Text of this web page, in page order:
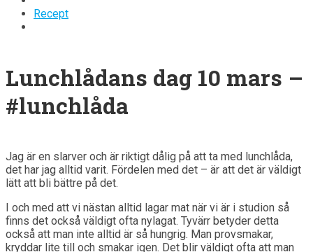
Recept
Lunchlådans dag 10 mars –
#lunchlåda
Jag är en slarver och är riktigt dålig på att ta med lunchlåda,
det har jag alltid varit. Fördelen med det – är att det är väldigt
lätt att bli bättre på det.
I och med att vi nästan alltid lagar mat när vi är i studion så
finns det också väldigt ofta nylagat. Tyvärr betyder detta
också att man inte alltid är så hungrig. Man provsmakar,
kryddar lite till och smakar igen. Det blir väldigt ofta att man